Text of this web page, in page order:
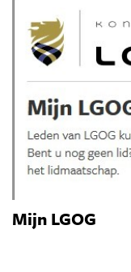
Mijn LGOG